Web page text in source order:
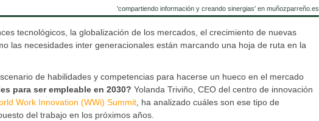
'compartiendo información y creando sinergias' en muñozparreño.es
tecnológicos, la globalización de los mercados, el crecimiento de nuevas
las necesidades inter generacionales están marcando una hoja de ruta en la
de habilidades y competencias para hacerse un hueco en el mercado
para ser empleable en 2030? Yolanda Triviño, CEO del centro de innovación
Work Innovation (WWi) Summit, ha analizado cuáles son ese tipo de
del trabajo en los próximos años.